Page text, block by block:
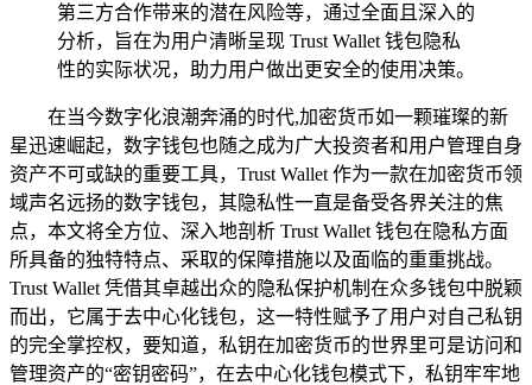
第三方合作带来的潜在风险等，通过全面且深入的
分析，旨在为用户清晰呈现 Trust Wallet 钱包隐私
性的实际状况，助力用户做出更安全的使用决策。
在当今数字化浪潮奔涌的时代,加密货币如一颗璀璨的新
星迅速崛起，数字钱包也随之成为广大投资者和用户管理自身
资产不可或缺的重要工具，Trust Wallet 作为一款在加密货币领
域声名远扬的数字钱包，其隐私性一直是备受各界关注的焦
点，本文将全方位、深入地剖析 Trust Wallet 钱包在隐私方面
所具备的独特特点、采取的保障措施以及面临的重重挑战。
Trust Wallet 凭借其卓越出众的隐私保护机制在众多钱包中脱颖
而出，它属于去中心化钱包，这一特性赋予了用户对自己私钥
的完全掌控权，要知道，私钥在加密货币的世界里可是访问和
管理资产的“密钥密码”，在去中心化钱包模式下，私钥牢牢地